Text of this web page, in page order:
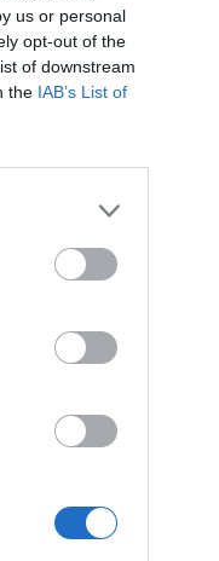
us or personal
opt-out of the
of downstream
the IAB’s List of